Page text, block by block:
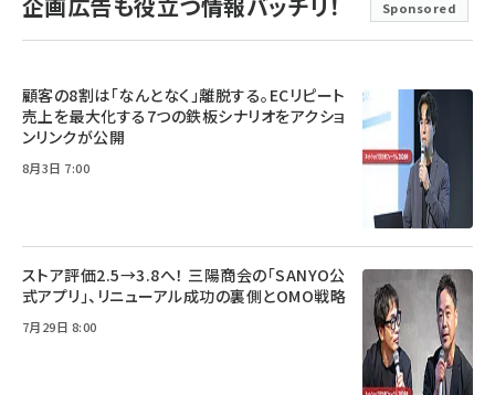
Sponsored
顧客の8割は「なんとなく」離脱する。ECリピート
売上を最大化する7つの鉄板シナリオをアクショ
ンリンクが公開
8月3日 7:00
ストア評価2.5→3.8へ！ 三陽商会の「SANYO公
式アプリ」、リニューアル成功の裏側とOMO戦略
7月29日 8:00